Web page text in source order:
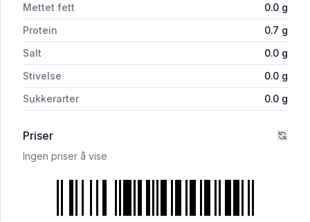
Mettet fett
0.0 g
Protein
0.7 g
Salt
0.0 g
Stivelse
0.0 g
Sukkerarter
0.0 g
Priser
Ingen priser å vise